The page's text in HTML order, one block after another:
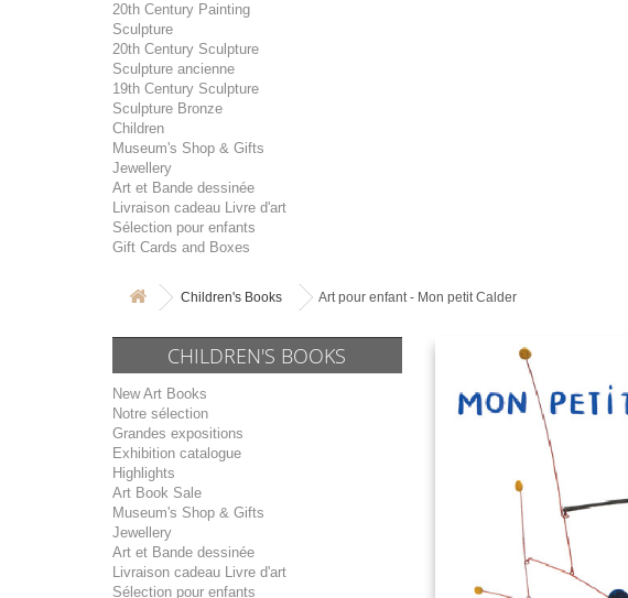
20th Century Painting
Sculpture
20th Century Sculpture
Sculpture ancienne
19th Century Sculpture
Sculpture Bronze
Children
Museum's Shop & Gifts
Jewellery
Art et Bande dessinée
Livraison cadeau Livre d'art
Sélection pour enfants
Gift Cards and Boxes
Children's Books Art pour enfant - Mon petit Calder
CHILDREN'S BOOKS
New Art Books
Notre sélection
Grandes expositions
Exhibition catalogue
Highlights
Art Book Sale
Museum's Shop & Gifts
Jewellery
Art et Bande dessinée
Livraison cadeau Livre d'art
Sélection pour enfants